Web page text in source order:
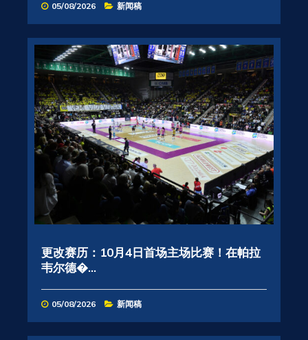
05/08/2026 新闻稿
更改赛历：10月4日首场主场比赛！在帕拉
韦尔德�...
05/08/2026 新闻稿